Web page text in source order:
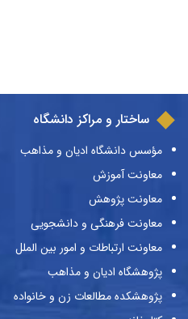
ساختار و مراکز دانشگاه
مؤسس دانشگاه ادیان و مذاهب
معاونت آموزش
معاونت پژوهش
معاونت فرهنگی و دانشجویی
معاونت ارتباطات و امور بین الملل
پژوهشگاه ادیان و مذاهب
پژوهشکده مطالعات زن و خانواده